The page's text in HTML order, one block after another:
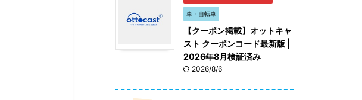
車・自転車
【クーポン掲載】オットキャ
スト クーポンコード最新版 |
2026年8月検証済み
2026/8/6